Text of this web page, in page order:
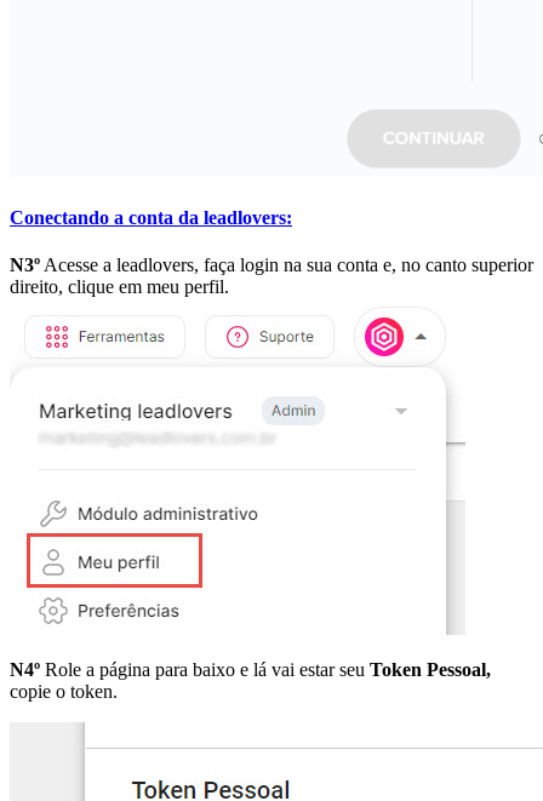
Conectando a conta da leadlovers:
N3º Acesse a leadlovers, faça login na sua conta e, no canto superior
direito, clique em meu perfil.
N4º Role a página para baixo e lá vai estar seu Token Pessoal,
copie o token.